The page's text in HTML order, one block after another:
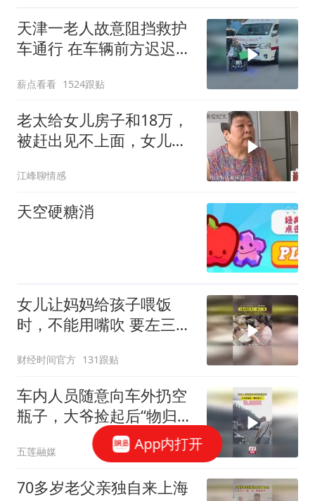
天津一老人故意阻挡救护
车通行 在车辆前方迟迟不
薪点看看 1524跟贴
老太给女儿房子和18万，
被赶出见不上面，女儿：
江峰聊情感
天空硬糖消
女儿让妈妈给孩子喂饭
时，不能用嘴吹 要左三圈
财经时间官方 131跟贴
车内人员随意向车外扔空
瓶子，大爷捡起后“物归原
五莲融媒
70多岁老父亲独自来上海
App内打开